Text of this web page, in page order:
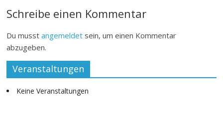
Schreibe einen Kommentar
Du musstangemeldet sein, um einen Kommentar
abzugeben.
Veranstaltungen
Keine Veranstaltungen